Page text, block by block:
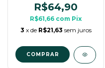
Para Rpg de Mesa
R$64,90
R$61,66 com Pix
3 x de R$21,63 sem juros